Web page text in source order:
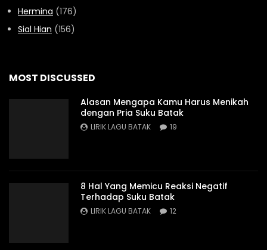
Hermina (176)
Sial Hian (156)
MOST DISCUSSED
Alasan Mengapa Kamu Harus Menikah
dengan Pria Suku Batak
LIRIK LAGU BATAK 19
8 Hal Yang Memicu Reaksi Negatif
Terhadap Suku Batak
LIRIK LAGU BATAK 12